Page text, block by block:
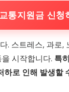
통지원금 신청
. 스트레스, 과로,
시작합니다. 특
하로 인해 발생할